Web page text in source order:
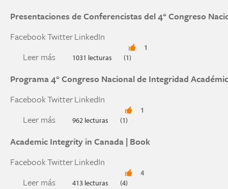
Presentaciones de Conferencistas del 4° Congreso
FacebookTwitterLinkedIn
Leer más sobre Presentaciones de Conferencistas del
1031 lecturas
1
(1)
Programa 4° Congreso Nacional de Integridad
FacebookTwitterLinkedIn
Leer más sobre Programa 4° Congreso Nacional de
962 lecturas
1
(1)
Academic Integrity in Canada | Book
FacebookTwitterLinkedIn
Leer más sobre Academic Integrity in Canada | Book
413 lecturas
4
(4)